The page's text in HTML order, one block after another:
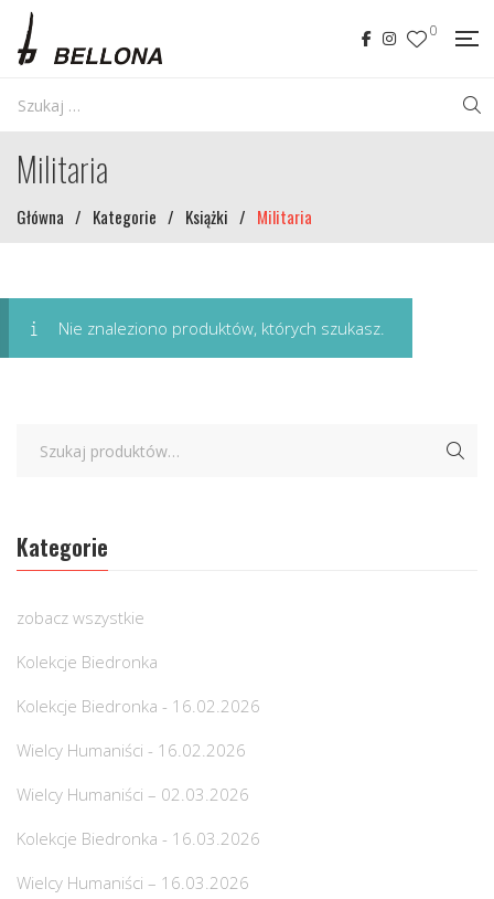
0
Militaria
Główna / Kategorie / Książki / Militaria
Nie znaleziono produktów, których szukasz.
Kategorie
zobacz wszystkie
Kolekcje Biedronka
Kolekcje Biedronka - 16.02.2026
Wielcy Humaniści - 16.02.2026
Wielcy Humaniści – 02.03.2026
Kolekcje Biedronka - 16.03.2026
Wielcy Humaniści – 16.03.2026